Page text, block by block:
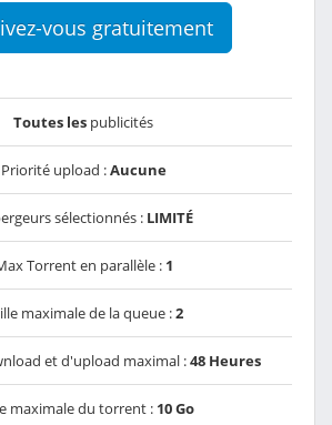
vous gratuitement
Toutes les publicités
Priorité upload :Aucune
sélectionnés : LIMITÉ
Torrent en parallèle : 1
maximale de la queue :2
et d'upload maximal :48 Heures
maximale du torrent : 10 Go